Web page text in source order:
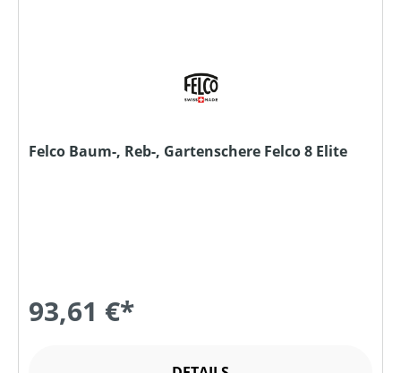
Felco Baum-, Reb-, Gartenschere Felco 8 Elite
93,61 €*